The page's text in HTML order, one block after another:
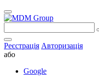
Реєстрація Авторизація
або
Google